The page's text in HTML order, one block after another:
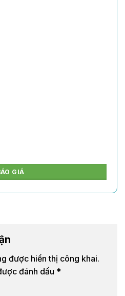
GIÁ
được hiển thị công khai.
đánh dấu *